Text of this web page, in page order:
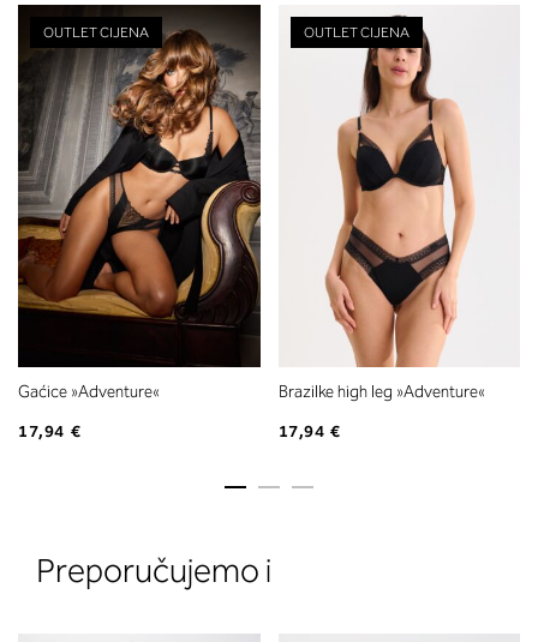
OUTLET CIJENA
Gaćice »Adventure«
17,94 €
OUTLET CIJENA
Brazilke high leg »Adventure«
17,94 €
Preporučujemo i